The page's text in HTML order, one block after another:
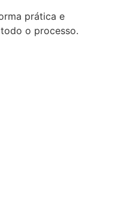
prática e
o processo.